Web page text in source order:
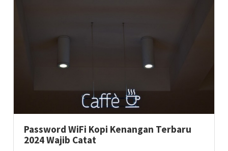
Password WiFi Kopi Kenangan Terbaru
2024 Wajib Catat